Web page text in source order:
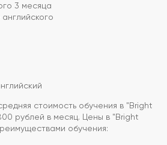
3 месяца
стоимость обучения в "Bright
рублей в месяц. Цены в "Bright
обучения: